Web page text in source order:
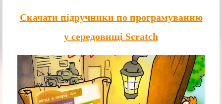
Скачати підручники по програмуванню
у середовищі Scratch